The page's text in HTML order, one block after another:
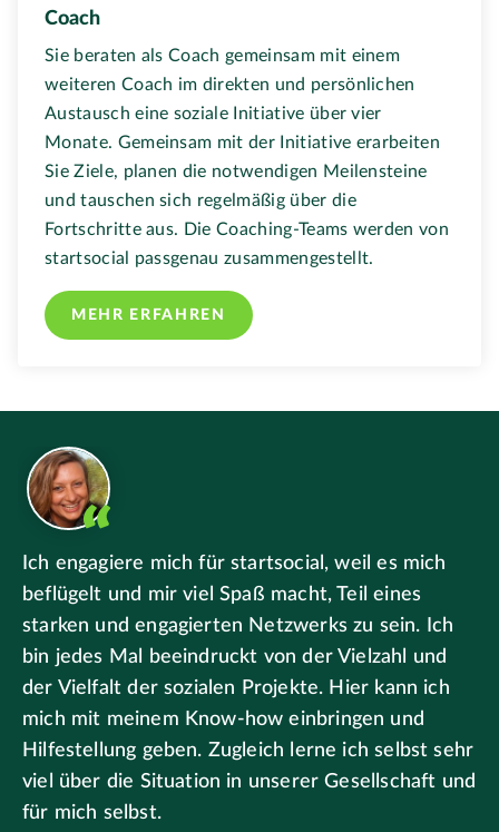
Coach
Sie beraten als Coach gemeinsam mit einem
weiteren Coach im direkten und persönlichen
Austausch eine soziale Initiative über vier
Monate. Gemeinsam mit der Initiative erarbeiten
Sie Ziele, planen die notwendigen Meilensteine
und tauschen sich regelmäßig über die
Fortschritte aus. Die Coaching-Teams werden von
startsocial passgenau zusammengestellt.
MEHR ERFAHREN
Ich engagiere mich für startsocial, weil es mich
beflügelt und mir viel Spaß macht, Teil eines
starken und engagierten Netzwerks zu sein. Ich
bin jedes Mal beeindruckt von der Vielzahl und
der Vielfalt der sozialen Projekte. Hier kann ich
mich mit meinem Know-how einbringen und
Hilfestellung geben. Zugleich lerne ich selbst sehr
viel über die Situation in unserer Gesellschaft und
für mich selbst.